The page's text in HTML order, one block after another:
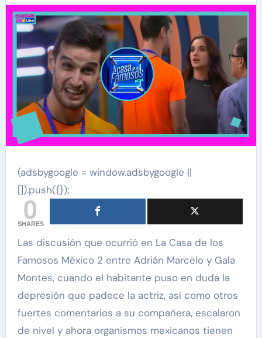
(adsbygoogle = window.adsbygoogle ||
[]).push({});
0
SHARES
Las discusión que ocurrió en La Casa de los
Famosos México 2 entre Adrián Marcelo y Gala
Montes, cuando el habitante puso en duda la
depresión que padece la actriz, así como otros
fuertes comentarios a su compañera, escalaron
de nivel y ahora organismos mexicanos tienen